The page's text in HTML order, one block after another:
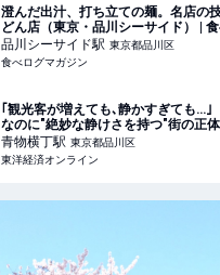
澄んだ出汁、打ち立ての麺。名店の
どん店（東京・品川シーサイド） |
品川シーサイド駅 東京都品川区
食べログマガジン
｢観光客が増えても､静かすぎても…
なのに"絶妙な静けさを持つ"街の正
密かに人気を集める理由
青物横丁駅 東京都品川区
東洋経済オンライン